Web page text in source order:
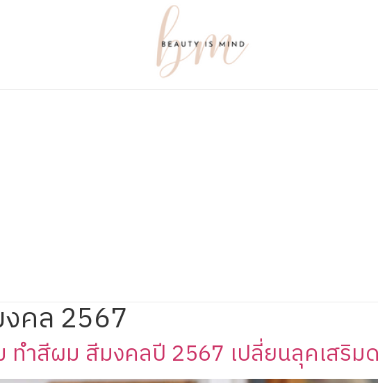
คล 2567
ทำสีผม สีมงคลปี 2567 เปลี่ยนลุคเสริม